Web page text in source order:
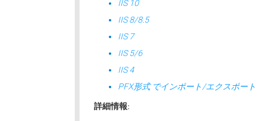
IIS 10
IIS 8/8.5
IIS 7
IIS 5/6
IIS 4
PFX形式 でインポート/エクスポート
詳細情報: